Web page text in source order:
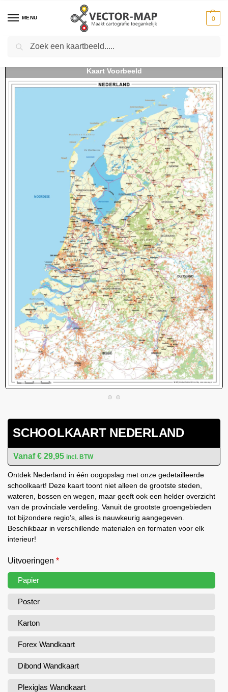
MENU 0
Home Kaarten - Landkaarten
SCHOOLKAART NEDERLAND
€ 29,95 incl. BTW
Ontdek Nederland in één oogopslag met onze gedetailleerde
schoolkaart! Deze kaart toont niet alleen de grootste steden,
wateren, bossen en wegen, maar geeft ook een helder overzicht
van de provinciale verdeling. Vanuit de grootste groengebieden
tot bijzondere regio’s, alles is nauwkeurig aangegeven.
Beschikbaar in verschillende materialen en formaten voor elk
interieur!
Uitvoeringen *
Papier
Poster
Karton
Forex Wandkaart
Dibond Wandkaart
Plexiglas Wandkaart